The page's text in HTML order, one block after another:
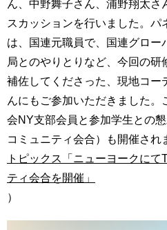
ん、中野舞子さん、浦野翔太さ
スカッションを行いました。パ
は、国連元職員で、国連グロ
局とのやりとりなど、今回の
補佐してくださった、現地コー
んにもご参加いただきました
会NY支部会員と参加学生との
コミュニティ会合）も開催され
トピックス「ニューヨークに
ティ会合を開催」
）